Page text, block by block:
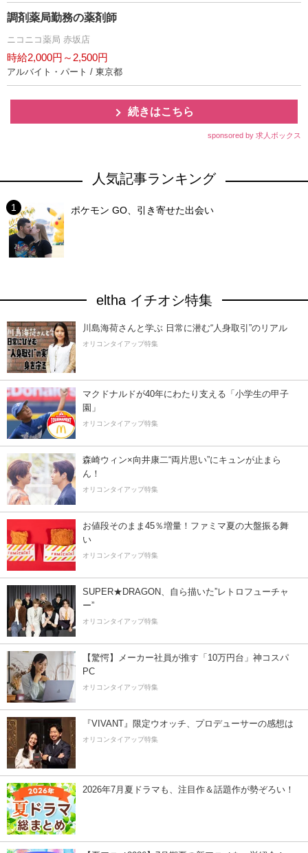
調剤薬局勤務の薬剤師
ニコニコ薬局 赤坂店
時給2,000円～2,500円
アルバイト・パート / 東京都
続きはこちら
sponsored by 求人ボックス
人気記事ランキング
ポケモン GO、引き寄せた出会い
eltha イチオシ特集
川島海荷さんと学ぶ 日常に潜む“人身取引”のリアル
オリコンタイアップ特集
マクドナルドが40年にわたり支える「小学生の甲子
園」
オリコンタイアップ特集
森崎ウィン×向井康二“両片思い”にキュンが止まら
ん！
オリコンタイアップ特集
お値段そのまま45％増量！ファミマ夏の大盤振る舞
い
オリコンタイアップ特集
SUPER★DRAGON、自ら描いた”レトロフューチャ
ー”
オリコンタイアップ特集
【驚愕】メーカー社員が推す「10万円台」神コスパ
PC
オリコンタイアップ特集
『VIVANT』限定ウオッチ、プロデューサーの感想は
オリコンタイアップ特集
2026年7月夏ドラマも、注目作＆話題作が勢ぞろい！